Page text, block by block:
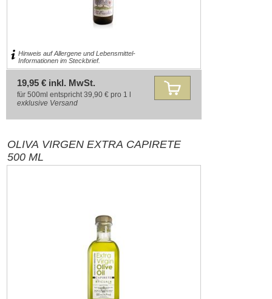
Hinweis auf Allergene und Lebensmittel-
Informationen im Steckbrief.
19,95 € inkl. MwSt.
für 500ml entspricht 39,90 € pro 1 l
exklusive Versand
OLIVA VIRGEN EXTRA CAPIRETE
500 ML